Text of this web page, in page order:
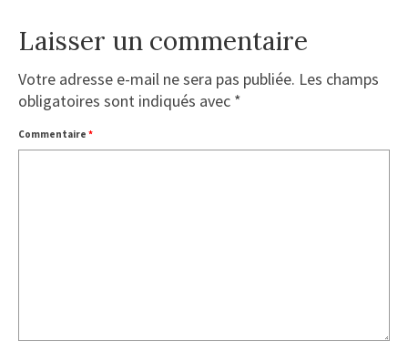
Laisser un commentaire
Votre adresse e-mail ne sera pas publiée. Les champs
obligatoires sont indiqués avec *
Commentaire *